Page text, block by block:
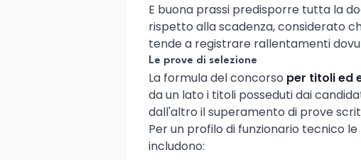
E buona prassi predisporre tutta la
rispetto alla scadenza, considerato
tende a registrare rallentamenti
Le prove di selezione
La formula del concorso per titoli ed
da un lato i titoli posseduti dai
dall'altro il superamento di prove
Per un profilo di funzionario tecnico
includono: